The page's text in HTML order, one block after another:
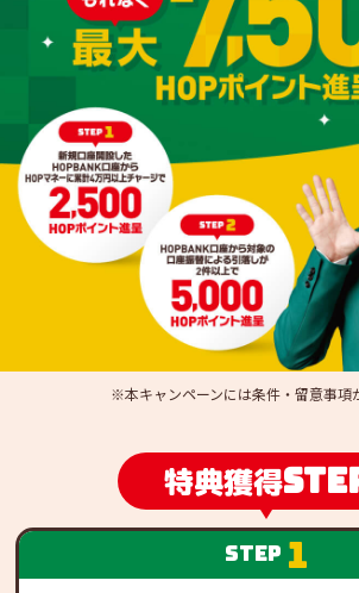
※本キャンペーンには条件・留意事項
特典獲得
step 1